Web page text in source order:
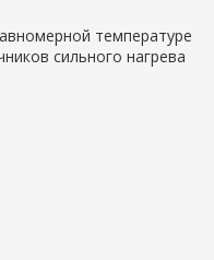
температуре
сильного нагрева